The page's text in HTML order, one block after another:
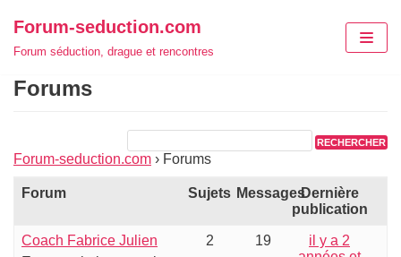
Aller
au
Forum-seduction.com
Forum séduction, drague et rencontres
Forums
Forum-seduction.com › Forums
Forum Sujets MessagesDernière
publication
Coach Fabrice Julien
2 19
il y a 2